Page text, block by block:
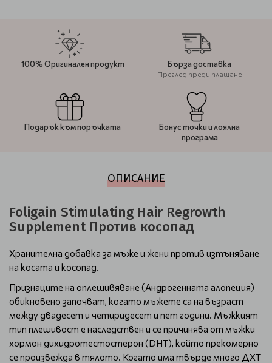
100% Оригинален продукт Бърза доставка
Преглед преди плащане
Подарък към поръчката
Бонус точки и лоялна
програма
ОПИСАНИЕ
Foligain Stimulating Hair Regrowth
Supplement Против косопад
Хранителна добавка за мъже и жени против изтъняване
на косата и косопад.
Признаците на оплешивяване (Андрогенната алопеция)
обикновено започват, когато мъжете са на възраст
между двадесет и четиридесет и пет години. Мъжкият
тип плешивост е наследствен и се причинява от мъжки
хормон дихидротестостерон (DHT), който прекомерно
се произвежда в тялото. Когато има твърде много ДХТ